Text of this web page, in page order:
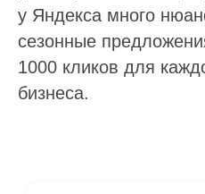
у Яндекса много
сезонные
1000 кликов для
бизнеса.